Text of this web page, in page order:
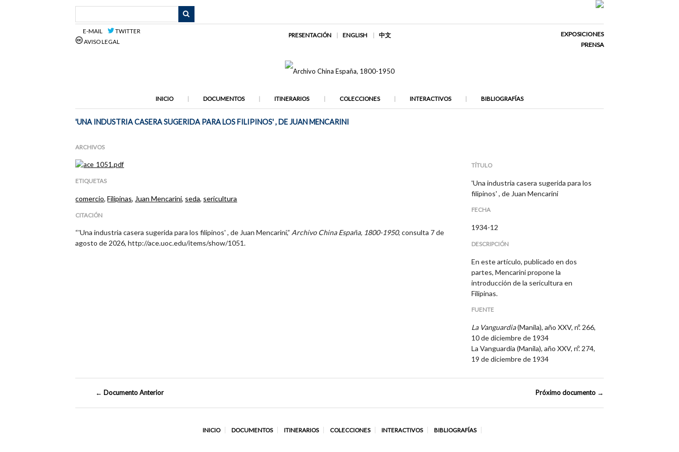
E-MAIL
TWITTER
AVISO LEGAL
PRESENTACIÓN ENGLISH 中文
EXPOSICIONES
PRENSA
INICIO DOCUMENTOS ITINERARIOS COLECCIONES INTERACTIVOS BIBLIOGRAFÍAS
'UNA INDUSTRIA CASERA SUGERIDA PARA LOS FILIPINOS' , DE JUAN MENCARINI
ARCHIVOS
ETIQUETAS
comercio,Filipinas, Juan Mencarini, seda, sericultura
CITACIÓN
“'Una industria casera sugerida para los filipinos' , de Juan Mencarini,”Archivo China España, 1800-1950, consulta 7 de
agosto de 2026,http://ace.uoc.edu/items/show/1051.
TÍTULO
'Una industria casera sugerida para los
filipinos' , de Juan Mencarini
FECHA
1934-12
DESCRIPCIÓN
En este artículo, publicado en dos
partes, Mencarini propone la
introducción de la sericultura en
Filipinas.
FUENTE
La Vanguardia(Manila), año XXV, nº. 266,
10 de diciembre de 1934
La Vanguardia (Manila), año XXV, nº. 274,
19 de diciembre de 1934
← Documento Anterior Próximo documento →
INICIO DOCUMENTOS ITINERARIOS COLECCIONES INTERACTIVOS BIBLIOGRAFÍAS